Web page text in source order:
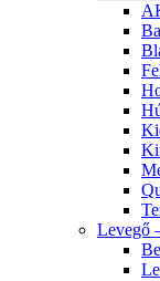
Levegő